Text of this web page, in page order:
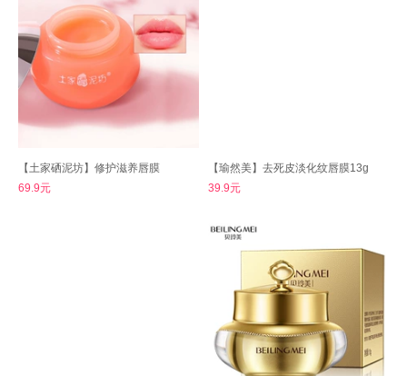
【土家硒泥坊】修护滋养唇膜
69.9元
【瑜然美】去死皮淡化纹唇膜13g
39.9元